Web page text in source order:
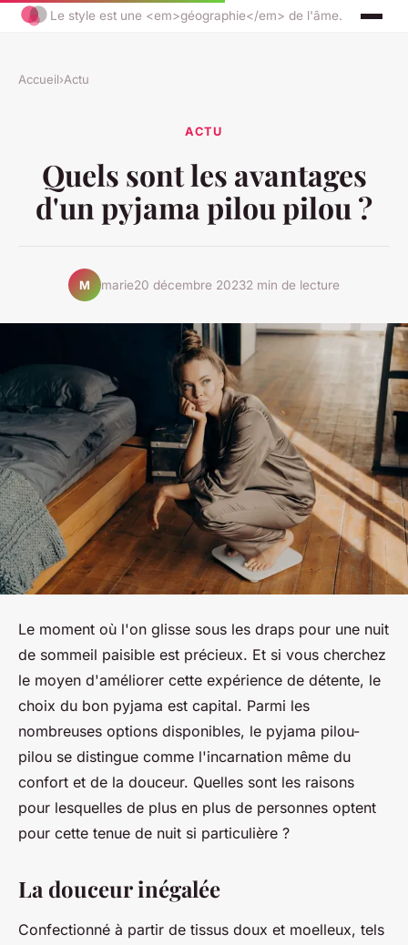
Le style est une <em>géographie</em> de l'âme.
Accueil›Actu
ACTU
Quels sont les avantages
d'un pyjama pilou pilou ?
M marie20 décembre 20232 min de lecture
Le moment où l'on glisse sous les draps pour une nuit
de sommeil paisible est précieux. Et si vous cherchez
le moyen d'améliorer cette expérience de détente, le
choix du bon pyjama est capital. Parmi les
nombreuses options disponibles, le pyjama pilou-
pilou se distingue comme l'incarnation même du
confort et de la douceur. Quelles sont les raisons
pour lesquelles de plus en plus de personnes optent
pour cette tenue de nuit si particulière ?
La douceur inégalée
Confectionné à partir de tissus doux et moelleux, tels